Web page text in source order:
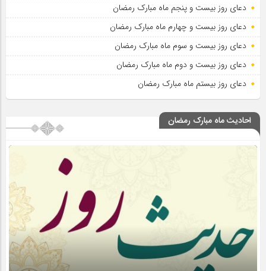
دعای روز بیست و پنجم ماه مبارک رمضان
دعای روز بیست و چهارم ماه مبارک رمضان
دعای روز بیست و سوم ماه مبارک رمضان
دعای روز بیست و دوم ماه مبارک رمضان
دعای روز بیستم ماه مبارک رمضان
احادیث ماه مبارک رمضان